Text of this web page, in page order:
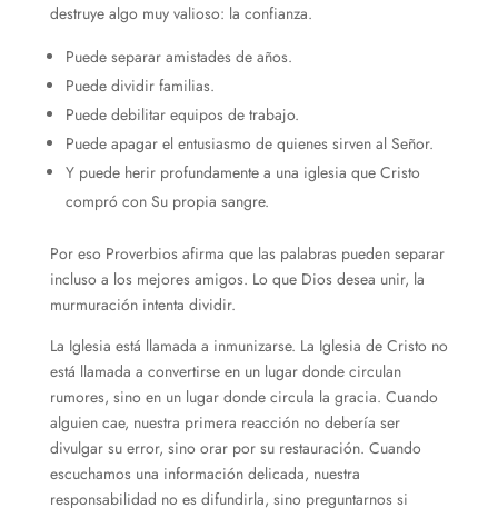
destruye algo muy valioso: la confianza.
Puede separar amistades de años.
Puede dividir familias.
Puede debilitar equipos de trabajo.
Puede apagar el entusiasmo de quienes sirven al Señor.
Y puede herir profundamente a una iglesia que Cristo
compró con Su propia sangre.
Por eso Proverbios afirma que las palabras pueden separar
incluso a los mejores amigos. Lo que Dios desea unir, la
murmuración intenta dividir.
La Iglesia está llamada a inmunizarse. La Iglesia de Cristo no
está llamada a convertirse en un lugar donde circulan
rumores, sino en un lugar donde circula la gracia. Cuando
alguien cae, nuestra primera reacción no debería ser
divulgar su error, sino orar por su restauración. Cuando
escuchamos una información delicada, nuestra
responsabilidad no es difundirla, sino preguntarnos si